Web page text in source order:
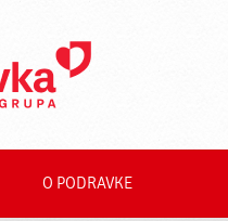
O PODRAVKE